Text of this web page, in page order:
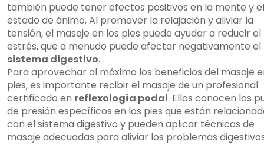
también puede tener efectos positivos en la mente y el
estado de ánimo. Al promover la relajación y aliviar la
tensión, el masaje en los pies puede ayudar a reducir el
estrés, que a menudo puede afectar negativamente el
sistema digestivo.
Para aprovechar al máximo los beneficios del masaje
pies, es importante recibir el masaje de un profesional
certificado en reflexología podal. Ellos conocen los
de presión específicos en los pies que están
con el sistema digestivo y pueden aplicar técnicas de
masaje adecuadas para aliviar los problemas